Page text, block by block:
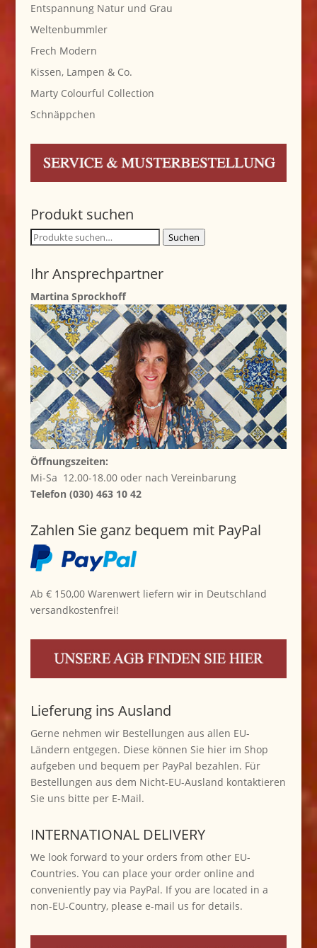
Entspannung Natur und Grau
Weltenbummler
Frech Modern
Kissen, Lampen & Co.
Marty Colourful Collection
Schnäppchen
Produkt suchen
Suche
Suchen
Ihr Ansprechpartner
Martina Sprockhoff
Öffnungszeiten:
Mi-Sa 12.00-18.00 oder nach Vereinbarung
Telefon (030) 463 10 42
Zahlen Sie ganz bequem mit PayPal
Ab € 150,00 Warenwert liefern wir in Deutschland
versandkostenfrei!
Lieferung ins Ausland
Gerne nehmen wir Bestellungen aus allen EU-
Ländern entgegen. Diese können Sie hier im Shop
aufgeben und bequem per PayPal bezahlen. Für
Bestellungen aus dem Nicht-EU-Ausland kontaktieren
Sie uns bitte per E-Mail.
INTERNATIONAL DELIVERY
We look forward to your orders from other EU-
Countries. You can place your order online and
conveniently pay via PayPal. If you are located in a
non-EU-Country, please e-mail us for details.